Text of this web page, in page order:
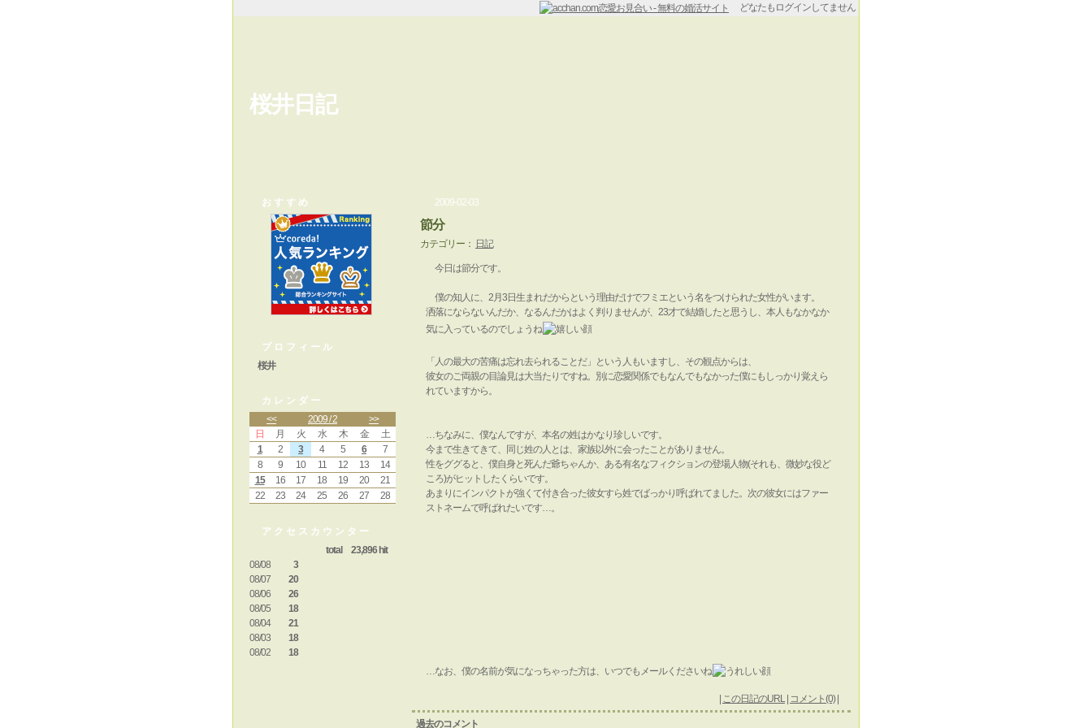
どなたもログインしてません
桜井日記
おすすめ
プロフィール
桜井
カレンダー
<<
2009 / 2
>>
日
月 火 水 木 金
土
1
2 3 4 5 6
7
8
9 10 11 12 13
14
15
16 17 18 19 20
21
22
23 24 25 26 27 28
アクセスカウンター
total 23,896 hit
08/08
3
08/07
20
08/06
26
08/05
18
08/04
21
08/03
18
08/02
18
2009-02-03
節分
カテゴリー： 日記
今日は節分です。
僕の知人に、2月3日生まれだからという理由だけでフミエという名をつけられた女性がいます。
洒落にならないんだか、なるんだかはよく判りませんが、23才で結婚したと思うし、本人もなかなか
気に入っているのでしょうね
「人の最大の苦痛は忘れ去られることだ」という人もいますし、その観点からは、
彼女のご両親の目論見は大当たりですね。別に恋愛関係でもなんでもなかった僕にもしっかり覚えら
れていますから。
…ちなみに、僕なんですが、本名の姓はかなり珍しいです。
今まで生きてきて、同じ姓の人とは、家族以外に会ったことがありません。
性をググると、僕自身と死んだ爺ちゃんか、ある有名なフィクションの登場人物(それも、微妙な役ど
ころ)がヒットしたくらいです。
あまりにインパクトが強くて付き合った彼女すら姓でばっかり呼ばれてました。次の彼女にはファー
ストネームで呼ばれたいです…。
…なお、僕の名前が気になっちゃった方は、いつでもメールくださいね
この日記のURL| コメント(0)|
過去のコメント